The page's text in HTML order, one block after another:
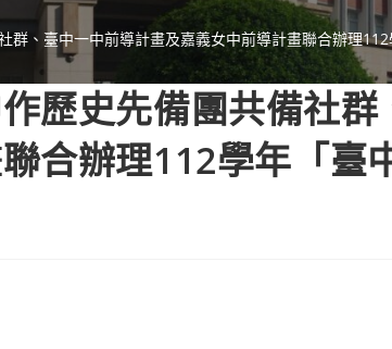
群、臺中一中前導計畫及嘉義女中前導計畫聯合辦理
歷史先備團共備社
合辦理112學年「臺